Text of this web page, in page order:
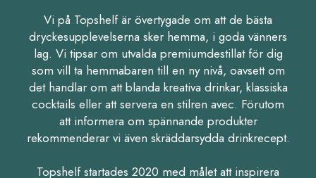
Vi på Topshelf är övertygade om att de bästa
dryckesupplevelserna sker hemma, i goda vänners
lag. Vi tipsar om utvalda premiumdestillat för dig
som vill ta hemmabaren till en ny nivå, oavsett om
det handlar om att blanda kreativa drinkar, klassiska
cocktails eller att servera en stilren avec. Förutom
att informera om spännande produkter
rekommenderar vi även skräddarsydda drinkrecept.
Topshelf startades 2020 med målet att inspirera